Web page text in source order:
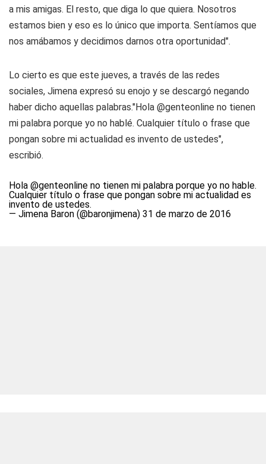
a mis amigas. El resto, que diga lo que quiera. Nosotros
estamos bien y eso es lo único que importa. Sentíamos que
nos amábamos y decidimos darnos otra oportunidad".
Lo cierto es que este jueves, a través de las redes
sociales, Jimena expresó su enojo y se descargó negando
haber dicho aquellas palabras."Hola @genteonline no tienen
mi palabra porque yo no hablé. Cualquier título o frase que
pongan sobre mi actualidad es invento de ustedes",
escribió.
Hola @genteonline no tienen mi palabra porque yo no hable.
Cualquier título o frase que pongan sobre mi actualidad es
invento de ustedes.
— Jimena Baron (@baronjimena) 31 de marzo de 2016